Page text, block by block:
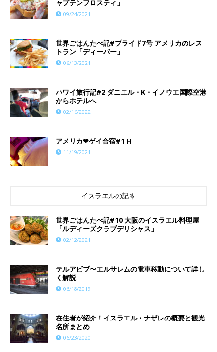
ャプテンフロスティ」
09/24/2021
世界ごはんたべ記#プライド7号 アメリカのレス
トラン「ディーバー」
06/13/2021
ハワイ旅行記#2 ダニエル・K・イノウエ国際空港
からホテルへ
02/16/2022
アメリカ❤︎ゲイ合宿#1 H
11/19/2021
イスラエルの記事
世界ごはんたべ記#10 大阪のイスラエル料理屋
「ルディーズクラブデリシャス」
02/12/2021
テルアビブ〜エルサレムの電車移動について詳し
く解説
06/18/2019
在住者が紹介！イスラエル・ナザレの概要と観光
名所まとめ
06/23/2020